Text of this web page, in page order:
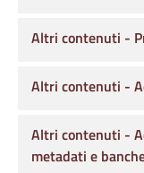
Altri contenuti -
Altri contenuti -
Altri contenuti -
metadati e